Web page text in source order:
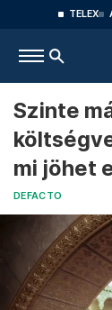
TELEX
Szinte
mi jöhet
DEFACTO